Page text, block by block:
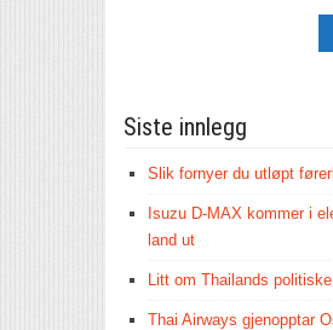
Siste innlegg
Slik fornyer du utløpt
Isuzu D-MAX kommer i
land ut
Litt om Thailands
Thai Airways gjenopptar